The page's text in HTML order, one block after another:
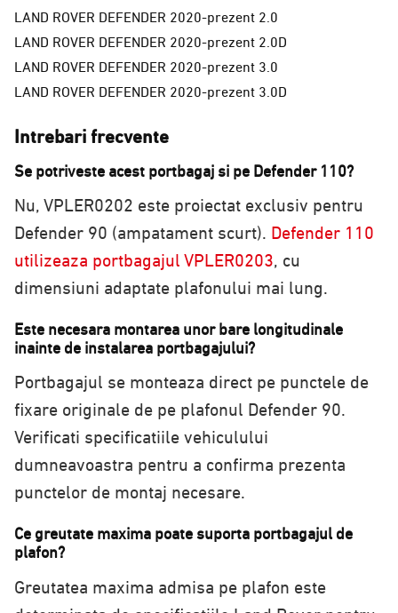
LAND ROVER DEFENDER 2020-prezent 2.0
LAND ROVER DEFENDER 2020-prezent 2.0D
LAND ROVER DEFENDER 2020-prezent 3.0
LAND ROVER DEFENDER 2020-prezent 3.0D
Intrebari frecvente
Se potriveste acest portbagaj si pe Defender 110?
Nu, VPLER0202 este proiectat exclusiv pentru
Defender 90 (ampatament scurt). Defender 110
utilizeaza portbagajul VPLER0203, cu
dimensiuni adaptate plafonului mai lung.
Este necesara montarea unor bare longitudinale
inainte de instalarea portbagajului?
Portbagajul se monteaza direct pe punctele de
fixare originale de pe plafonul Defender 90.
Verificati specificatiile vehiculului
dumneavoastra pentru a confirma prezenta
punctelor de montaj necesare.
Ce greutate maxima poate suporta portbagajul de
plafon?
Greutatea maxima admisa pe plafon este